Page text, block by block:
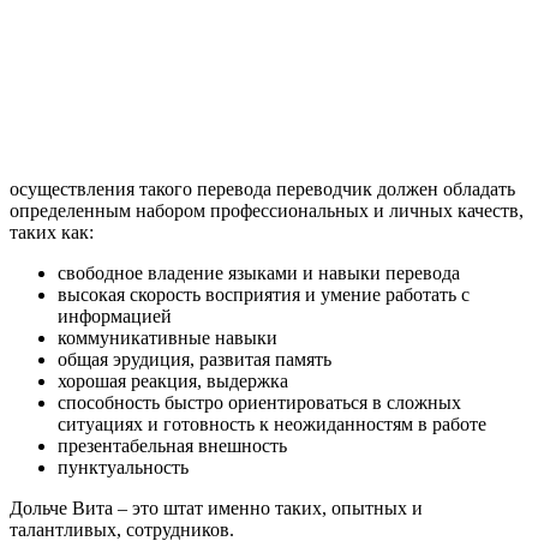
осуществления такого перевода переводчик должен обладать
определенным набором профессиональных и личных качеств,
таких как:
свободное владение языками и навыки перевода
высокая скорость восприятия и умение работать с
информацией
коммуникативные навыки
общая эрудиция, развитая память
хорошая реакция, выдержка
способность быстро ориентироваться в сложных
ситуациях и готовность к неожиданностям в работе
презентабельная внешность
пунктуальность
Дольче Вита – это штат именно таких, опытных и
талантливых, сотрудников.